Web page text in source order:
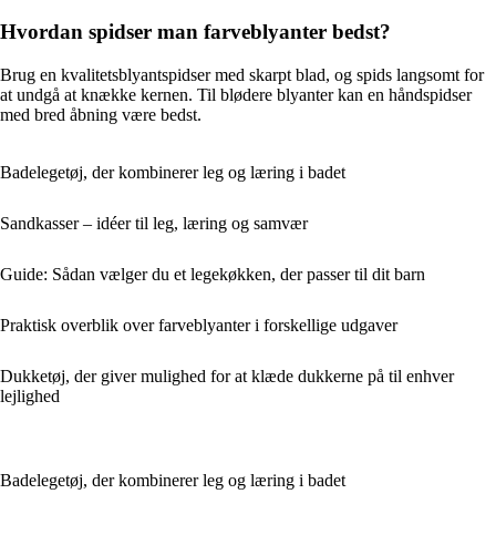
Hvordan spidser man farveblyanter bedst?
Brug en kvalitetsblyantspidser med skarpt blad, og spids langsomt for
at undgå at knække kernen. Til blødere blyanter kan en håndspidser
med bred åbning være bedst.
Badelegetøj, der kombinerer leg og læring i badet
Sandkasser – idéer til leg, læring og samvær
Guide: Sådan vælger du et legekøkken, der passer til dit barn
Praktisk overblik over farveblyanter i forskellige udgaver
Dukketøj, der giver mulighed for at klæde dukkerne på til enhver
lejlighed
Badelegetøj, der kombinerer leg og læring i badet